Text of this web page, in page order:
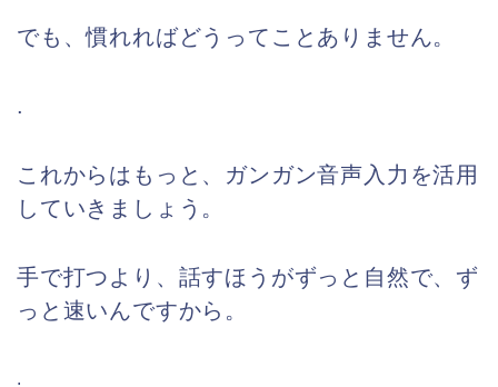
でも、慣れればどうってことありません。
.
これからはもっと、ガンガン音声入力を活用
していきましょう。
手で打つより、話すほうがずっと自然で、ず
っと速いんですから。
.